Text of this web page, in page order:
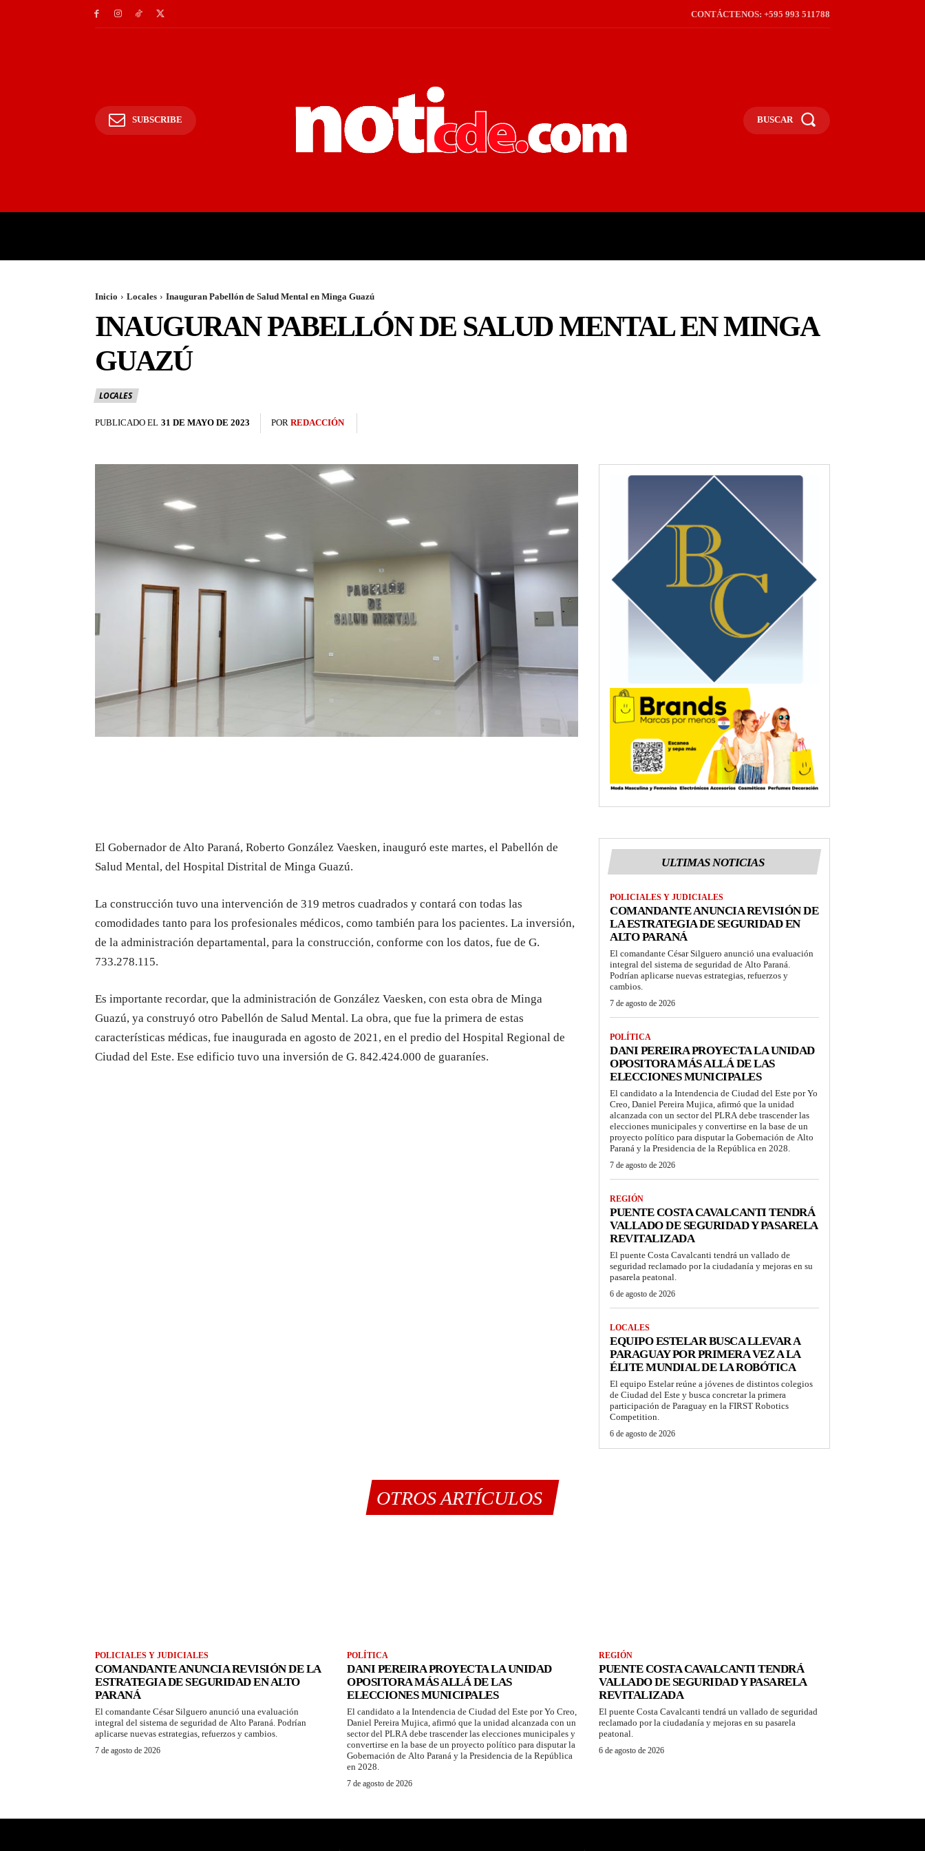
CONTÁCTENOS: +595 993 511788
SUBSCRIBE BUSCAR
Inicio Locales Inauguran Pabellón de Salud Mental en Minga Guazú
INAUGURAN PABELLÓN DE SALUD MENTAL EN MINGA
GUAZÚ
LOCALES
PUBLICADO EL 31 DE MAYO DE 2023 POR REDACCIÓN
El Gobernador de Alto Paraná, Roberto González Vaesken, inauguró este martes, el Pabellón de
Salud Mental, del Hospital Distrital de Minga Guazú.
La construcción tuvo una intervención de 319 metros cuadrados y contará con todas las
comodidades tanto para los profesionales médicos, como también para los pacientes. La inversión,
de la administración departamental, para la construcción, conforme con los datos, fue de G.
733.278.115.
Es importante recordar, que la administración de González Vaesken, con esta obra de Minga
Guazú, ya construyó otro Pabellón de Salud Mental. La obra, que fue la primera de estas
características médicas, fue inaugurada en agosto de 2021, en el predio del Hospital Regional de
Ciudad del Este. Ese edificio tuvo una inversión de G. 842.424.000 de guaraníes.
ULTIMAS NOTICIAS
POLICIALES Y JUDICIALES
COMANDANTE ANUNCIA REVISIÓN DE
LA ESTRATEGIA DE SEGURIDAD EN
ALTO PARANÁ
El comandante César Silguero anunció una evaluación
integral del sistema de seguridad de Alto Paraná.
Podrían aplicarse nuevas estrategias, refuerzos y
cambios.
7 de agosto de 2026
POLÍTICA
DANI PEREIRA PROYECTA LA UNIDAD
OPOSITORA MÁS ALLÁ DE LAS
ELECCIONES MUNICIPALES
El candidato a la Intendencia de Ciudad del Este por Yo
Creo, Daniel Pereira Mujica, afirmó que la unidad
alcanzada con un sector del PLRA debe trascender las
elecciones municipales y convertirse en la base de un
proyecto político para disputar la Gobernación de Alto
Paraná y la Presidencia de la República en 2028.
7 de agosto de 2026
REGIÓN
PUENTE COSTA CAVALCANTI TENDRÁ
VALLADO DE SEGURIDAD Y PASARELA
REVITALIZADA
El puente Costa Cavalcanti tendrá un vallado de
seguridad reclamado por la ciudadanía y mejoras en su
pasarela peatonal.
6 de agosto de 2026
LOCALES
EQUIPO ESTELAR BUSCA LLEVAR A
PARAGUAY POR PRIMERA VEZ A LA
ÉLITE MUNDIAL DE LA ROBÓTICA
El equipo Estelar reúne a jóvenes de distintos colegios
de Ciudad del Este y busca concretar la primera
participación de Paraguay en la FIRST Robotics
Competition.
6 de agosto de 2026
OTROS ARTÍCULOS
POLICIALES Y JUDICIALES
COMANDANTE ANUNCIA REVISIÓN DE LA
ESTRATEGIA DE SEGURIDAD EN ALTO
PARANÁ
El comandante César Silguero anunció una evaluación
integral del sistema de seguridad de Alto Paraná. Podrían
aplicarse nuevas estrategias, refuerzos y cambios.
7 de agosto de 2026
POLÍTICA
DANI PEREIRA PROYECTA LA UNIDAD
OPOSITORA MÁS ALLÁ DE LAS
ELECCIONES MUNICIPALES
El candidato a la Intendencia de Ciudad del Este por Yo Creo,
Daniel Pereira Mujica, afirmó que la unidad alcanzada con un
sector del PLRA debe trascender las elecciones municipales y
convertirse en la base de un proyecto político para disputar la
Gobernación de Alto Paraná y la Presidencia de la República
en 2028.
7 de agosto de 2026
REGIÓN
PUENTE COSTA CAVALCANTI TENDRÁ
VALLADO DE SEGURIDAD Y PASARELA
REVITALIZADA
El puente Costa Cavalcanti tendrá un vallado de seguridad
reclamado por la ciudadanía y mejoras en su pasarela
peatonal.
6 de agosto de 2026